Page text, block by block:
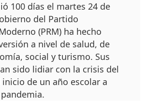
100 días el martes 24 de
del Partido
(PRM) ha hecho
a nivel de salud, de
social y turismo. Sus
sido lidiar con la crisis del
de un año escolar a